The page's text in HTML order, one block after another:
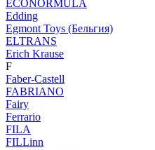
ECONORMULA
Edding
Egmont Toys (Бельгия)
ELTRANS
Erich Krause
F
Faber-Castell
FABRIANO
Fairy
Ferrario
FILA
FILLinn